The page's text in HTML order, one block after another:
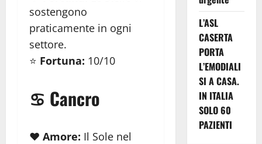
sostengono
praticamente in ogni
settore.
⭐ Fortuna: 10/10
♋ Cancro
❤️ Amore: Il Sole nel
L’ASL
CASERTA
PORTA
L’EMODIALI
SI A CASA.
IN ITALIA
SOLO 60
PAZIENTI